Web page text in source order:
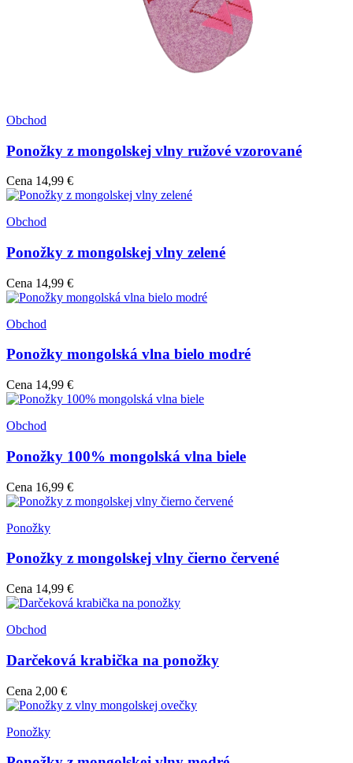
Obchod
Ponožky z mongolskej vlny ružové vzorované
Cena 14,99 €
Obchod
Ponožky z mongolskej vlny zelené
Cena 14,99 €
Obchod
Ponožky mongolská vlna bielo modré
Cena 14,99 €
Obchod
Ponožky 100% mongolská vlna biele
Cena 16,99 €
Ponožky
Ponožky z mongolskej vlny čierno červené
Cena 14,99 €
Obchod
Darčeková krabička na ponožky
Cena 2,00 €
Ponožky